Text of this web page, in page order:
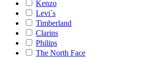
Kenzo
Levi´s
Timberland
Clarins
Philips
The North Face